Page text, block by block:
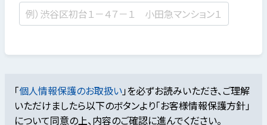
「個人情報保護のお取扱い」を必ずお読みいただき、ご理解
いただけましたら以下のボタンより「お客様情報保護方針」
について同意の上、内容のご確認に進んでください。